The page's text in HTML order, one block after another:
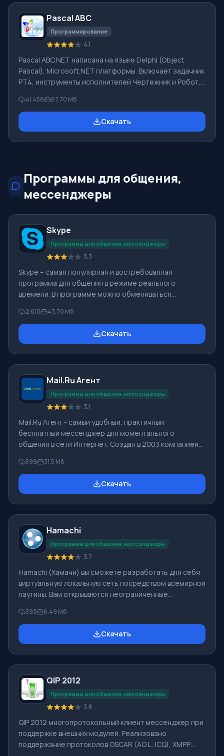
русского интерфейса или электронные письма
иностранной компани
Pascal ABC
Программирование
4.1
Pascal ABC.NET написана на языке Delphi (Object
Pascal), Microsoft.NET платформы. Включает задачник
PT4, инструменты исполнителей Чертежник и Робот,
изучении программирования. Основное назначение
систем программирования Pascal ABC.NET изучение и
обучение языкам современного программирования.
41 458 67.70 Мб
Скачать
Программы для общения,
мессенджеры
Skype
Программы для общения, мессенджеры
3.3
Skype – самая популярная и востребованная
программа для общения в режиме реального
времени. В программе можно обмениваться
создавать видеосвязь. С помощью этого
мессенджера можно максимально комфортно
общаться с людьми, находящимися в любой точке
сможете скачать Скайп бесплатно без регистрации.
Вне зависимости от того, ус
2 610 43,70 Мб
Скачать
Mail.Ru Агент
Программы для общения, мессенджеры
3.1
Mail.Ru Агент - самый удобный, практичный
бесплатный мессенджер для моментального
общения в сети Интернет. Создан в 2003 компанией
месяц обслуживает 21 млн клиентов, одновременно
находятся онлайн больше 3 млн пользователей.
Функционал Mail.Ru Агент: У программы Mail.Ru Агент
ВКонтакте и мессенджерах ICQ, Gtalk. Mail.Ru Агент по
599 31,5 Мб
Скачать
Hamachi
Программы для общения, мессенджеры
3.7
Hamachi (Хамачи) вы сможете разработать для себя
виртуальную локальную сеть посредством всемирной
паутины. Вам открываются неограниченные
сети, Shared документ. Заметьте, что играть вы
можете с «не официальным» ключом или даже с
помощью crack. Важным фактом является то, что
Программа Хамачи доступна для скачивания с нашего
са
393 8.49 Мб
Скачать
QIP 2012
Программы для общения, мессенджеры
3.8
QIP 2012 многопротокольный клиент мессенджер при
поддержке внешних модулей. Реализовано
поддержание протоколов OSCAR (AO L, ICQ), XMPP